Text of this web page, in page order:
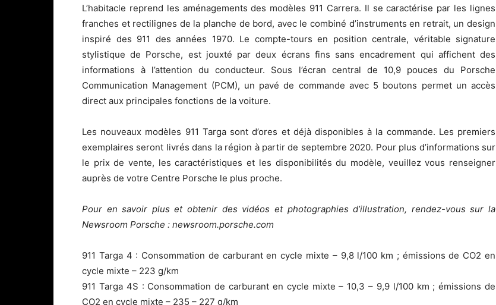
L’habitacle reprend les aménagements des modèles 911 Carrera. Il se caractérise par les lignes
franches et rectilignes de la planche de bord, avec le combiné d’instruments en retrait, un design
inspiré des 911 des années 1970. Le compte-tours en position centrale, véritable signature
stylistique de Porsche, est jouxté par deux écrans fins sans encadrement qui affichent des
informations à l’attention du conducteur. Sous l’écran central de 10,9 pouces du Porsche
Communication Management (PCM), un pavé de commande avec 5 boutons permet un accès
direct aux principales fonctions de la voiture.
Les nouveaux modèles 911 Targa sont d’ores et déjà disponibles à la commande. Les premiers
exemplaires seront livrés dans la région à partir de septembre 2020. Pour plus d’informations sur
le prix de vente, les caractéristiques et les disponibilités du modèle, veuillez vous renseigner
auprès de votre Centre Porsche le plus proche.
Pour en savoir plus et obtenir des vidéos et photographies d’illustration, rendez-vous sur la
Newsroom Porsche : newsroom.porsche.com
911 Targa 4 : Consommation de carburant en cycle mixte – 9,8 l/100 km ; émissions de CO2 en
cycle mixte – 223 g/km
911 Targa 4S : Consommation de carburant en cycle mixte – 10,3 – 9,9 l/100 km ; émissions de
CO2 en cycle mixte – 235 – 227 g/km